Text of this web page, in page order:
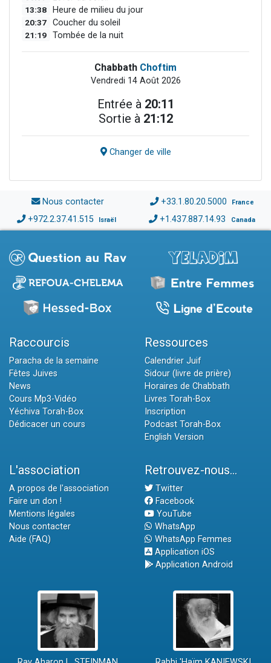
13:38 Heure de milieu du jour
20:37 Coucher du soleil
21:19 Tombée de la nuit
Chabbath Choftim
Vendredi 14 Août 2026
Entrée à 20:11
Sortie à 21:12
Changer de ville
Nous contacter +33.1.80.20.5000 France
+972.2.37.41.515 Israël +1.437.887.14.93 Canada
Raccourcis
Paracha de la semaine
Fêtes Juives
News
Cours Mp3-Vidéo
Yéchiva Torah-Box
Dédicacer un cours
Ressources
Calendrier Juif
Sidour (livre de prière)
Horaires de Chabbath
Livres Torah-Box
Inscription
Podcast Torah-Box
English Version
L'association
A propos de l'association
Faire un don !
Mentions légales
Nous contacter
Aide (FAQ)
Retrouvez-nous...
Twitter
Facebook
YouTube
WhatsApp
WhatsApp Femmes
Application iOS
Application Android